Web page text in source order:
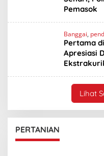
Pemasok
Banggai,
Pertama
Apresiasi
Lihat
PERTANIAN